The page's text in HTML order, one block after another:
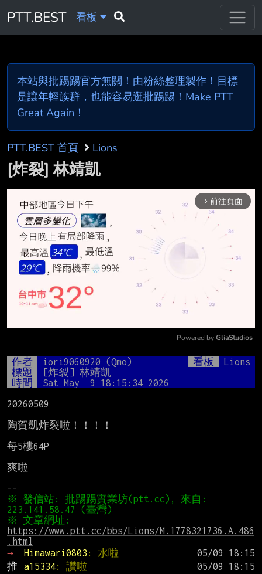
PTT.BEST 看板
本站與批踢踢官方無關！由粉絲整理製作！目標
是讓年輕族群，也能容易逛批踢踢！Make PTT
Great Again！
PTT.BEST 首頁 Lions
[炸裂] 林靖凱
arrow_forward_ios 前往頁面
Mute
Powered by GliaStudios
作者 iori9060920 (Qmo) 看板
Lions
標題
[炸裂] 林靖凱
時間
Sat May  9 18:15:34 2026
20260509
陶賀凱炸裂啦！！！！
每5樓64P
爽啦
※ 發信站: 批踢踢實業坊(ptt.cc), 來自:
https://www.ptt.cc/bbs/Lions/M.1778321736.A.486
.html
→
Himawari0803 : 水啦
推
a15334: 讚啦